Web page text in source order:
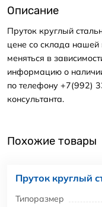
Описание
Пруток круглый
цене со склада нашей
меняться в
информацию о
по телефону +7(992)
консультанта.
Похожие товары
Пруток круглый
Типоразмер